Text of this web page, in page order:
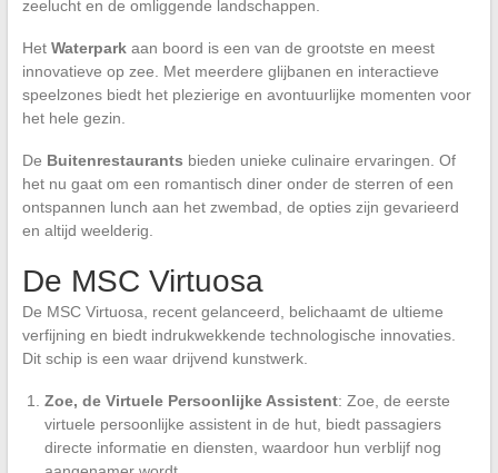
zeelucht en de omliggende landschappen.
Het Waterparkaan boord is een van de grootste en meest
innovatieve op zee. Met meerdere glijbanen en interactieve
speelzones biedt het plezierige en avontuurlijke momenten voor
het hele gezin.
De Buitenrestaurants bieden unieke culinaire ervaringen. Of
het nu gaat om een romantisch diner onder de sterren of een
ontspannen lunch aan het zwembad, de opties zijn gevarieerd
en altijd weelderig.
De MSC Virtuosa
De MSC Virtuosa, recent gelanceerd, belichaamt de ultieme
verfijning en biedt indrukwekkende technologische innovaties.
Dit schip is een waar drijvend kunstwerk.
Zoe, de Virtuele Persoonlijke Assistent: Zoe, de eerste
virtuele persoonlijke assistent in de hut, biedt passagiers
directe informatie en diensten, waardoor hun verblijf nog